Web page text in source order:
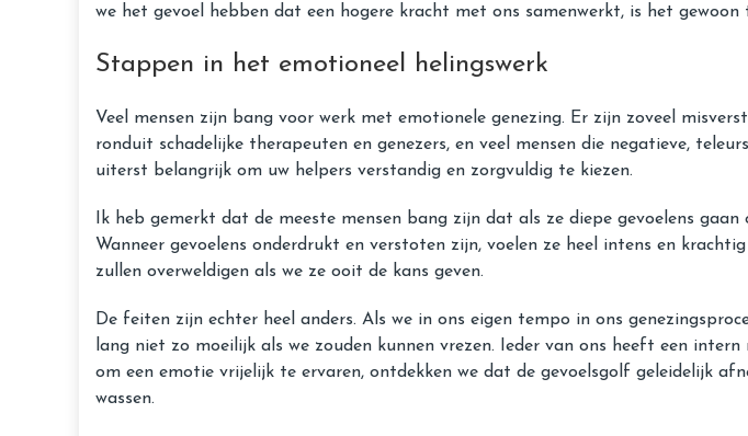
we het gevoel hebben dat een hogere kracht met ons samenwerkt, is het
Stappen in het emotioneel helingswerk
Veel mensen zijn bang voor werk met emotionele genezing. Er zijn zoveel
ronduit schadelijke therapeuten en genezers, en veel mensen die negatieve,
uiterst belangrijk om uw helpers verstandig en zorgvuldig te kiezen.
Ik heb gemerkt dat de meeste mensen bang zijn dat als ze diepe gevoelens
Wanneer gevoelens onderdrukt en verstoten zijn, voelen ze heel intens en
zullen overweldigen als we ze ooit de kans geven.
De feiten zijn echter heel anders. Als we in ons eigen tempo in ons
lang niet zo moeilijk als we zouden kunnen vrezen. Ieder van ons heeft een
om een ​​emotie vrijelijk te ervaren, ontdekken we dat de gevoelsgolf geleidelijk
wassen.